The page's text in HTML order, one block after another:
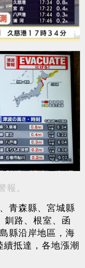
。
青森縣、宮城縣
釧路、根室、函
縣沿岸地區，海
抵達，各地漲潮